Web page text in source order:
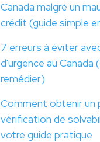
Canada malgré un
crédit (guide simple
7 erreurs à éviter
d'urgence au
remédier)
Comment obtenir un
vérification de
votre guide pratique